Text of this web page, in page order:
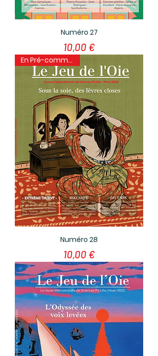
Numéro 27
Prix
10,00 €
En Pré-commande !
Numéro 28
Prix
10,00 €